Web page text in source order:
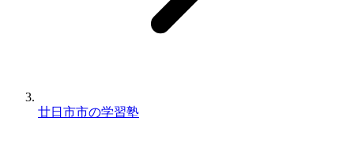
廿日市市の学習塾